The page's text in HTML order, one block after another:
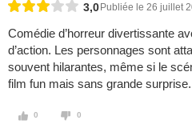
3,0 Publiée le 26 juillet
Comédie d’horreur divertissante
d’action. Les personnages sont
souvent hilarantes, même si le
film fun mais sans grande surprise.
0 0